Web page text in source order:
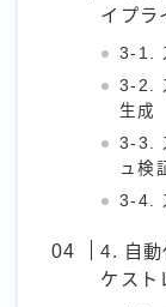
イプラ
3-1.
3-2.
生成
3-3.
ュ検
3-4.
4. 自動
ケスト